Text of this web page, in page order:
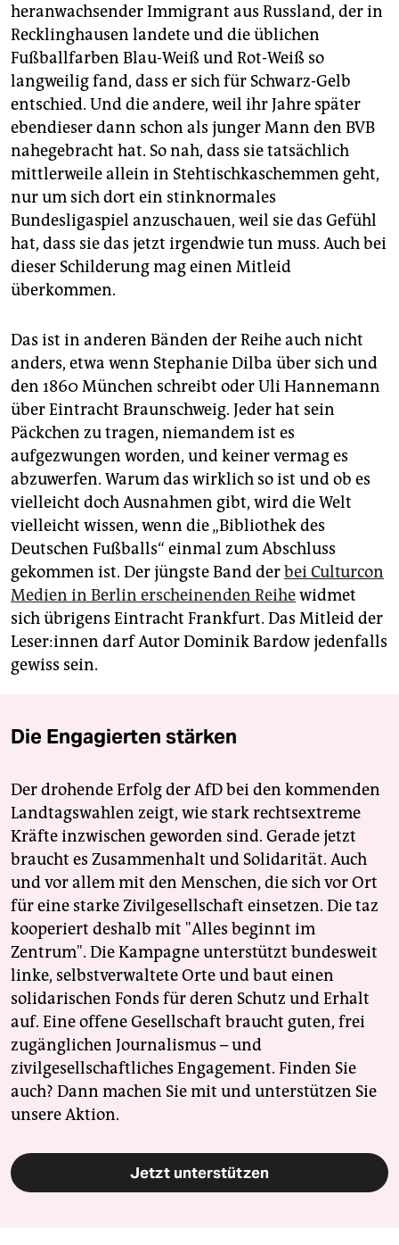
heranwachsender Immigrant aus Russland, der in
Recklinghausen landete und die üblichen
Fußballfarben Blau-Weiß und Rot-Weiß so
langweilig fand, dass er sich für Schwarz-Gelb
entschied. Und die andere, weil ihr Jahre später
ebendieser dann schon als junger Mann den BVB
nahegebracht hat. So nah, dass sie tatsächlich
mittlerweile allein in Stehtischkaschemmen geht,
nur um sich dort ein stinknormales
Bundesligaspiel anzuschauen, weil sie das Gefühl
hat, dass sie das jetzt irgendwie tun muss. Auch bei
dieser Schilderung mag einen Mitleid
überkommen.
Das ist in anderen Bänden der Reihe auch nicht
anders, etwa wenn Stephanie Dilba über sich und
den 1860 München schreibt oder Uli Hannemann
über Eintracht Braunschweig. Jeder hat sein
Päckchen zu tragen, niemandem ist es
aufgezwungen worden, und keiner vermag es
abzuwerfen. Warum das wirklich so ist und ob es
vielleicht doch Ausnahmen gibt, wird die Welt
vielleicht wissen, wenn die „Bibliothek des
Deutschen Fußballs“ einmal zum Abschluss
gekommen ist. Der jüngste Band derbei Culturcon
Medien in Berlin erscheinenden Reihewidmet
sich übrigens Eintracht Frankfurt. Das Mitleid der
Leser:innen darf Autor Dominik Bardow jedenfalls
gewiss sein.
Die Engagierten stärken
Der drohende Erfolg der AfD bei den kommenden
Landtagswahlen zeigt, wie stark rechtsextreme
Kräfte inzwischen geworden sind. Gerade jetzt
braucht es Zusammenhalt und Solidarität. Auch
und vor allem mit den Menschen, die sich vor Ort
für eine starke Zivilgesellschaft einsetzen. Die taz
kooperiert deshalb mit "Alles beginnt im
Zentrum". Die Kampagne unterstützt bundesweit
linke, selbstverwaltete Orte und baut einen
solidarischen Fonds für deren Schutz und Erhalt
auf. Eine offene Gesellschaft braucht guten, frei
zugänglichen Journalismus – und
zivilgesellschaftliches Engagement. Finden Sie
auch? Dann machen Sie mit und unterstützen Sie
unsere Aktion.
Jetzt unterstützen